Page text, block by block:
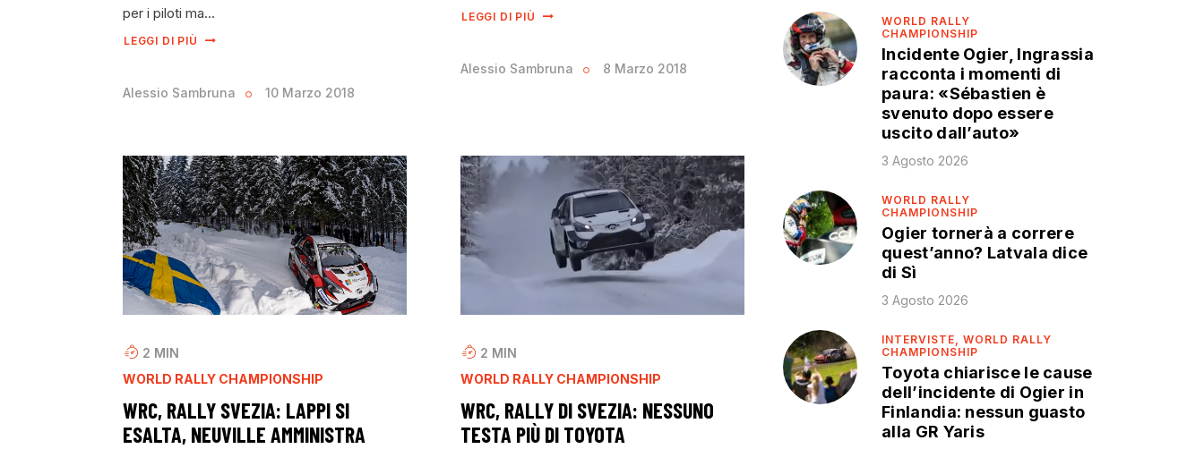
per i piloti ma…
LEGGI DI PIÙ
Alessio Sambruna 10 Marzo 2018
LEGGI DI PIÙ
Alessio Sambruna 8 Marzo 2018
2 MIN
WORLD RALLY CHAMPIONSHIP
WRC, RALLY SVEZIA: LAPPI SI
ESALTA, NEUVILLE AMMINISTRA
2 MIN
WORLD RALLY CHAMPIONSHIP
WRC, RALLY DI SVEZIA: NESSUNO
TESTA PIÙ DI TOYOTA
WORLD RALLY
CHAMPIONSHIP
Incidente Ogier, Ingrassia
racconta i momenti di
paura: «Sébastien è
svenuto dopo essere
uscito dall’auto»
3 Agosto 2026
WORLD RALLY
CHAMPIONSHIP
Ogier tornerà a correre
quest’anno? Latvala dice
di Sì
3 Agosto 2026
INTERVISTE,WORLD RALLY
CHAMPIONSHIP
Toyota chiarisce le cause
dell’incidente di Ogier in
Finlandia: nessun guasto
alla GR Yaris